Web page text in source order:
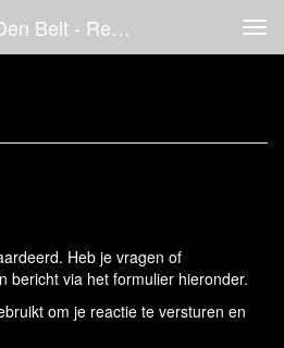
Willem Arendsz Van Den Belt - Reageer
Heb je vragen of
bericht via het formulier hieronder.
om je reactie te versturen en